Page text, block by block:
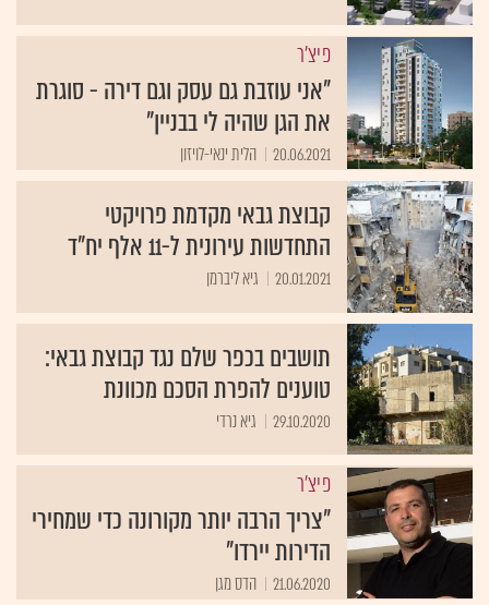
פיצ'ר
”אני עוזבת גם עסק וגם דירה - סוגרת
את הגן שהיה לי בבניין"
20.06.2021 הלית ינאי-לויזון
קבוצת גבאי מקדמת פרויקטי
התחדשות עירונית ל-11 אלף יח"ד
20.01.2021 גיא ליברמן
תושבים בכפר שלם נגד קבוצת גבאי:
טוענים להפרת הסכם מכוונת
29.10.2020 גיא נרדי
פיצ'ר
"צריך הרבה יותר מקורונה כדי שמחירי
הדירות יירדו"
21.06.2020 הדס מגן